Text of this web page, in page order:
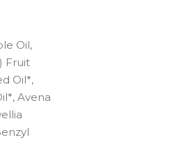
Oil,
Fruit
Oil*,
Avena